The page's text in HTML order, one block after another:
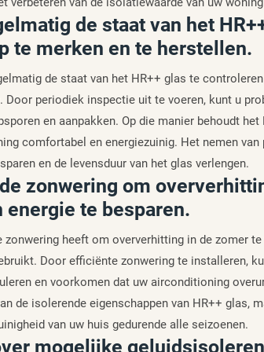
de staat van het
te merken en te herstellen.
de staat van het HR++ glas te
Door periodiek inspectie uit te voeren, kunt u
en aanpakken. Op die manier behoudt
comfortabel en energiezuinig. Het nemen van
en de levensduur van het glas verlengen.
zonwering om
energie te besparen.
zonwering heeft om oververhitting in de zomer
Door efficiënte zonwering te installeren,
en voorkomen dat uw airconditioning
de isolerende eigenschappen van HR++ glas,
van uw huis gedurende alle seizoenen.
mogelijke